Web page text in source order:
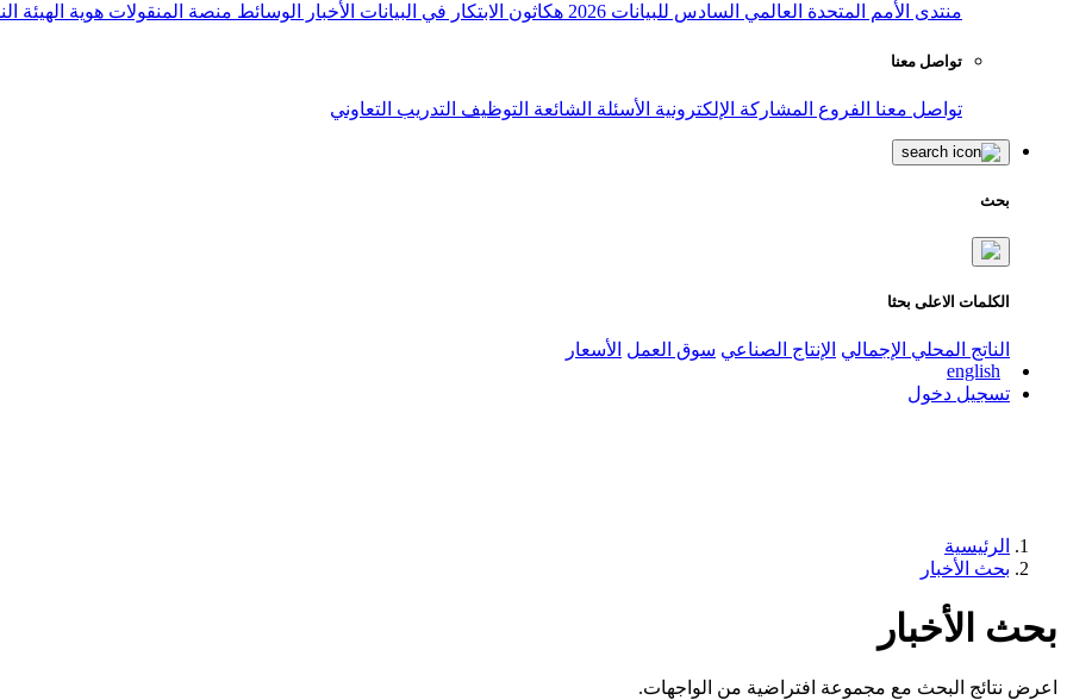
منتدى الأمم المتحدة العالمي السادس للبيانات 2026 هكاثون الابتكار في البيانات الأخبار الوسائط منصة المنقولات هوية الهيئة
تواصل معنا
تواصل معنا الفروع المشاركة الإلكترونية الأسئلة الشائعة التوظيف التدريب التعاوني
بحث
الكلمات الاعلى بحثا
الناتج المحلي الإجمالي الإنتاج الصناعي سوق العمل الأسعار
english
تسجيل دخول
الرئيسية
بحث الأخبار
بحث الأخبار
اعرض نتائج البحث مع مجموعة افتراضية من الواجهات.